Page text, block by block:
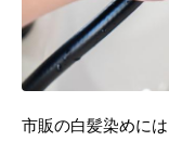
市販の白髪染めに